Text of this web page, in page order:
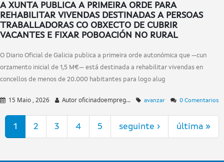
A XUNTA PUBLICA A PRIMEIRA ORDE PARA
REHABILITAR VIVENDAS DESTINADAS A PERSOAS
TRABALLADORAS CO OBXECTO DE CUBRIR
VACANTES E FIXAR POBOACIÓN NO RURAL
O Diario Oficial de Galicia publica a primeira orde autonómica que —cun
orzamento inicial de 1,5 M€— está destinada a rehabilitar vivendas en
concellos de menos de 20.000 habitantes para logo alug
15 Maio , 2026 Autoroficinadoempreg... avanzar 0 Comentarios
Páxinas
1 2 3 4 5 seguinte › última »